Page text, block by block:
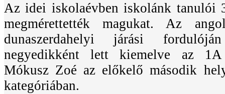
Az idei iskolaévben iskolánk tanulói
megmérettették magukat. Az
dunaszerdahelyi járási
negyedikként lett kiemelve az 1A
Mókusz Zoé az előkelő második
kategóriában.